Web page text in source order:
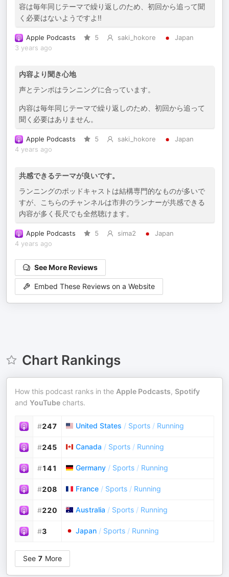
容は毎年同じテーマで繰り返しのため、初回から追って聞
く必要はないようですよ‼️
Apple Podcasts 5 saki_hokore
Japan
3 years ago
内容より聞き心地
声とテンポはランニングに合っています。
内容は毎年同じテーマで繰り返しのため、初回から追って
聞く必要はありません。
Apple Podcasts 5 saki_hokore
Japan
4 years ago
共感できるテーマが良いです。
ランニングのポッドキャストは結構専門的なものが多いで
すが、こちらのチャンネルは市井のランナーが共感できる
内容が多く長尺でも全然聴けます。
Apple Podcasts 5 sima2
Japan
4 years ago
See More Reviews
Embed These Reviews on a Website
Chart Rankings
How this podcast ranks in the Apple Podcasts, Spotify
and YouTube charts.
#247 United States / Sports / Running
#245 Canada / Sports / Running
#141 Germany / Sports / Running
#208 France / Sports / Running
#220 Australia / Sports / Running
#3 Japan / Sports / Running
See 7 More